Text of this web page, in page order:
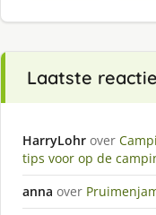
Laatste
HarryLohr over
tips voor op de
anna over